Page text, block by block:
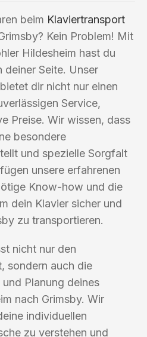
beim Klaviertransport
Kein Problem! Mit
Hildesheim hast du
deiner Seite. Unser
dir nicht nur einen
Service,
Preise. Wir wissen, dass
besondere
und spezielle Sorgfalt
unsere erfahrenen
Know-how und die
dein Klavier sicher und
zu transportieren.
nicht nur den
sondern auch die
Planung deines
nach Grimsby. Wir
individuellen
zu verstehen und